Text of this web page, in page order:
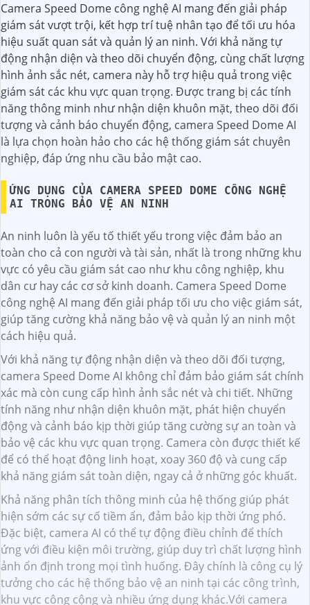
Camera Speed Dome công nghệ AI mang đến giải pháp
giám sát vượt trội, kết hợp trí tuệ nhân tạo để tối ưu hóa
hiệu suất quan sát và quản lý an ninh. Với khả năng tự
động nhận diện và theo dõi chuyển động, cùng chất lượng
hình ảnh sắc nét, camera này hỗ trợ hiệu quả trong việc
giám sát các khu vực quan trọng. Được trang bị các tính
năng thông minh như nhận diện khuôn mặt, theo dõi đối
tượng và cảnh báo chuyển động, camera Speed Dome AI
là lựa chọn hoàn hảo cho các hệ thống giám sát chuyên
nghiệp, đáp ứng nhu cầu bảo mật cao.
ỨNG DỤNG CỦA CAMERA SPEED DOME CÔNG NGHỆ
AI TRONG BẢO VỆ AN NINH
An ninh luôn là yếu tố thiết yếu trong việc đảm bảo an
toàn cho cả con người và tài sản, nhất là trong những khu
vực có yêu cầu giám sát cao như khu công nghiệp, khu
dân cư hay các cơ sở kinh doanh. Camera Speed Dome
công nghệ AI mang đến giải pháp tối ưu cho việc giám sát,
giúp tăng cường khả năng bảo vệ và quản lý an ninh một
cách hiệu quả.
Với khả năng tự động nhận diện và theo dõi đối tượng,
camera Speed Dome AI không chỉ đảm bảo giám sát chính
xác mà còn cung cấp hình ảnh sắc nét và chi tiết. Những
tính năng như nhận diện khuôn mặt, phát hiện chuyển
động và cảnh báo kịp thời giúp tăng cường sự an toàn và
bảo vệ các khu vực quan trọng. Camera còn được thiết kế
để có thể hoạt động linh hoạt, xoay 360 độ và cung cấp
khả năng giám sát toàn diện, ngay cả ở những góc khuất.
Khả năng phân tích thông minh của hệ thống giúp phát
hiện sớm các sự cố tiềm ẩn, đảm bảo kịp thời ứng phó.
Đặc biệt, camera AI có thể tự động điều chỉnh để thích
ứng với điều kiện môi trường, giúp duy trì chất lượng hình
ảnh ổn định trong mọi tình huống. Đây chính là công cụ lý
tưởng cho các hệ thống bảo vệ an ninh tại các công trình,
khu vực công cộng và nhiều ứng dụng khác.Với camera